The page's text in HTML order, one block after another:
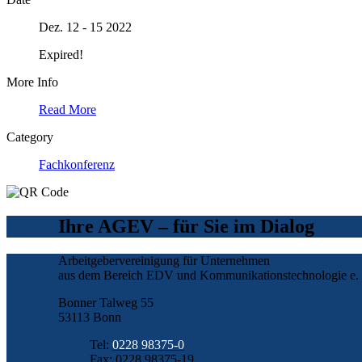
Dez. 12 - 15 2022
Expired!
More Info
Read More
Category
Fachkonferenz
Ihre AGEV – für Sie im Dialog
Arbeitgebervereinigung für Unternehmen
aus dem Bereich EDV und Kommunikationstechnologie e.
Bonner Talweg 55
53113 Bonn
Tel: 0228 98375-0